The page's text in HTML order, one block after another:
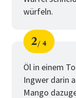
würfeln.
Schritt
2
von
4
Öl in einem
Ingwer darin
Mango